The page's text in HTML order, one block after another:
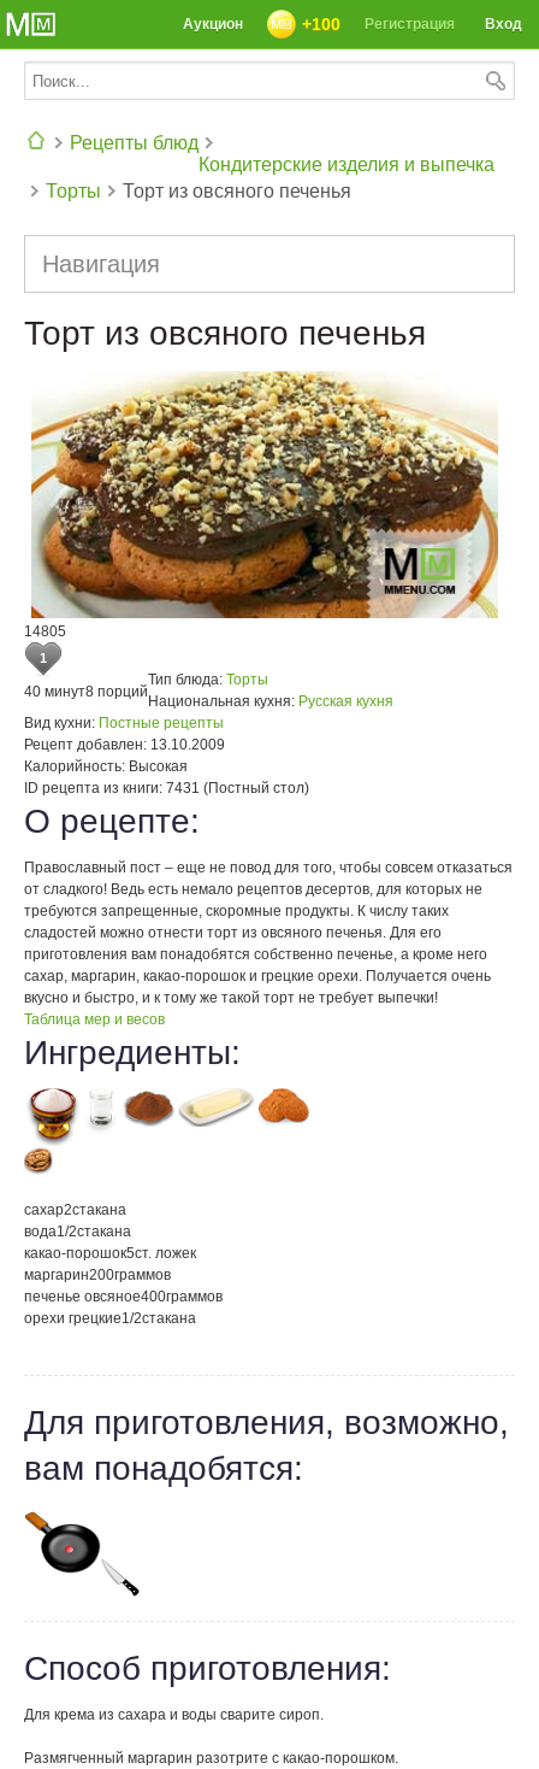
СЕГОДНЯ: 39142 РЕЦЕПТА
Вход
Регистрация
+100
Аукцион
Рецепты блюд
Кондитерские изделия и выпечка
Торты
Торт из овсяного печенья
Навигация
Торт из овсяного печенья
14805
1
40 минут8 порций
Тип блюда: Торты
Национальная кухня: Русская кухня
Вид кухни: Постные рецепты
Рецепт добавлен: 13.10.2009
Калорийность: Высокая
ID рецепта из книги: 7431 (Постный стол)
О рецепте:
Православный пост – еще не повод для того, чтобы совсем отказаться
от сладкого! Ведь есть немало рецептов десертов, для которых не
требуются запрещенные, скоромные продукты. К числу таких
сладостей можно отнести торт из овсяного печенья. Для его
приготовления вам понадобятся собственно печенье, а кроме него
сахар, маргарин, какао-порошок и грецкие орехи. Получается очень
вкусно и быстро, и к тому же такой торт не требует выпечки!
Таблица мер и весов
Ингредиенты:
сахар2стакана
вода1/2стакана
какао-порошок5ст. ложек
маргарин200граммов
печенье овсяное400граммов
орехи грецкие1/2стакана
Для приготовления, возможно,
вам понадобятся:
Способ приготовления:
Для крема из сахара и воды сварите сироп.
Размягченный маргарин разотрите с какао-порошком.